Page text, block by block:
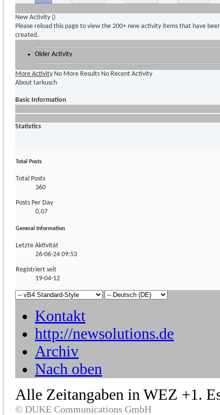
New Activity ()
Please reload this page to view the 200+ new activity items that have
created.
Older Activity
More Activity No More Results No Recent Activity
About tarkusch
Basic Information
Statistics
Total Posts
Total Posts
360
Posts Per Day
0,07
General Information
Letzte Aktivität
26-06-24 09:53
Registriert seit
19-04-12
Kontakt
http://newsolutions.de
Archiv
Nach oben
Alle Zeitangaben in WEZ +1.
© DUKE Communications GmbH